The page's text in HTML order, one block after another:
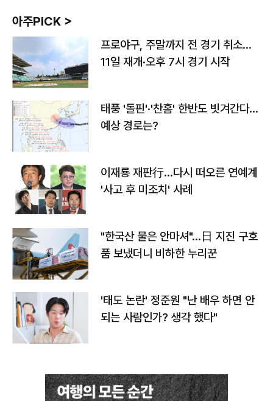
아주PICK >
프로야구, 주말까지 전 경기 취소…
11일 재개·오후 7시 경기 시작
태풍 '돌핀'·'찬홈' 한반도 빗겨간다…
예상 경로는?
이재룡 재판行…다시 떠오른 연예계
'사고 후 미조치' 사례
"한국산 물은 안마셔"…日 지진 구호
품 보냈더니 비하한 누리꾼
'태도 논란' 정준원 "난 배우 하면 안
되는 사람인가? 생각 했다"